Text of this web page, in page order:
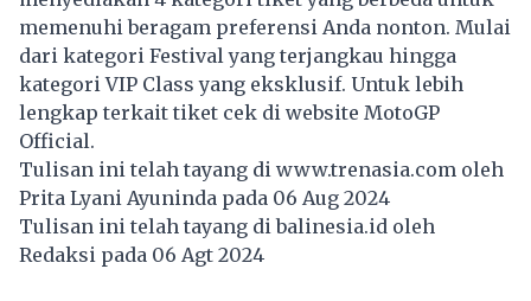
memenuhi beragam preferensi Anda nonton. Mulai
dari kategori Festival yang terjangkau hingga
kategori VIP Class yang eksklusif. Untuk lebih
lengkap terkait tiket cek di website MotoGP
Official.
Tulisan ini telah tayang di www.trenasia.com oleh
Prita Lyani Ayuninda pada 06 Aug 2024
Tulisan ini telah tayang dibalinesia.id oleh
Redaksi pada 06 Agt 2024